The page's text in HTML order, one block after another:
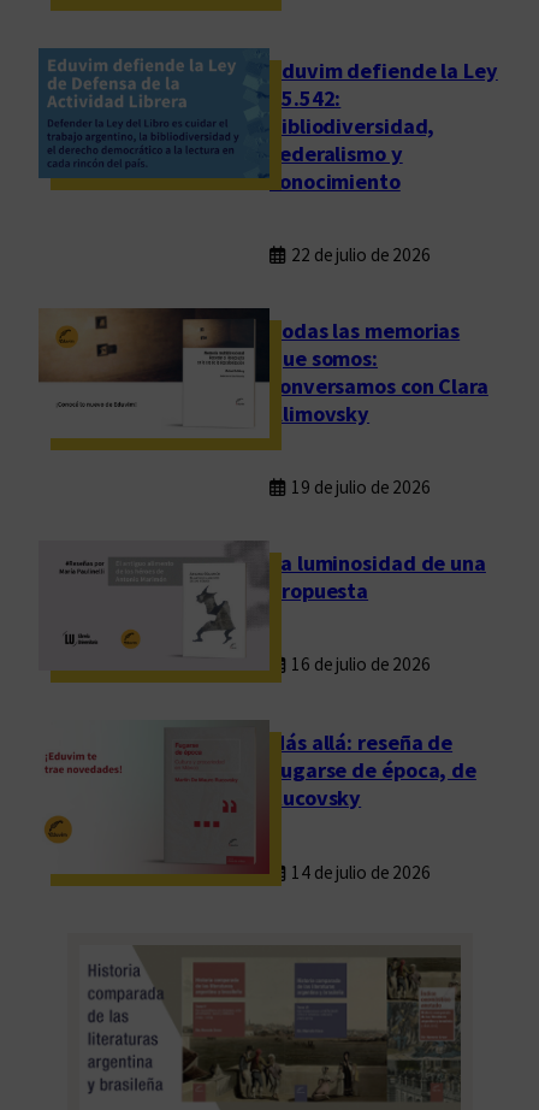
Eduvim defiende la Ley
25.542:
bibliodiversidad,
federalismo y
conocimiento
22 de julio de 2026
Todas las memorias
que somos:
conversamos con Clara
Klimovsky
19 de julio de 2026
La luminosidad de una
propuesta
16 de julio de 2026
Más allá: reseña de
Fugarse de época, de
Rucovsky
14 de julio de 2026